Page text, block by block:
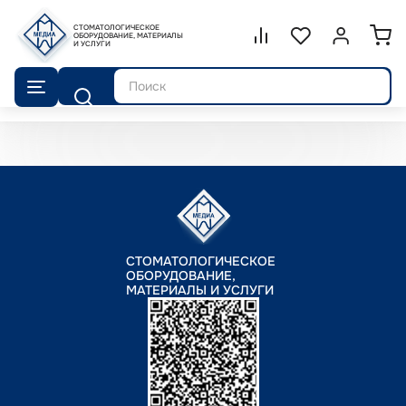
СТОМАТОЛОГИЧЕСКОЕ
ОБОРУДОВАНИЕ, МАТЕРИАЛЫ
И УСЛУГИ
Сравнение.
СписокВойти или
Поиск
СТОМАТОЛОГИЧЕСКОЕ
ОБОРУДОВАНИЕ,
МАТЕРИАЛЫ И УСЛУГИ